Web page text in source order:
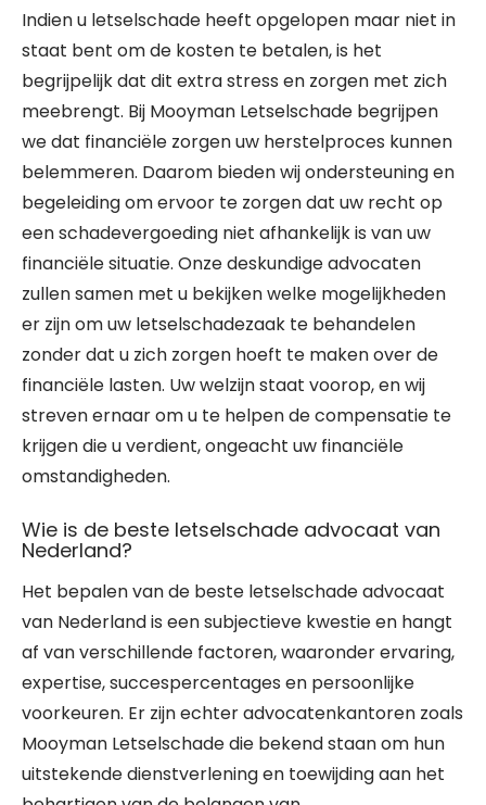
Indien u letselschade heeft opgelopen maar niet in
staat bent om de kosten te betalen, is het
begrijpelijk dat dit extra stress en zorgen met zich
meebrengt. Bij Mooyman Letselschade begrijpen
we dat financiële zorgen uw herstelproces kunnen
belemmeren. Daarom bieden wij ondersteuning en
begeleiding om ervoor te zorgen dat uw recht op
een schadevergoeding niet afhankelijk is van uw
financiële situatie. Onze deskundige advocaten
zullen samen met u bekijken welke mogelijkheden
er zijn om uw letselschadezaak te behandelen
zonder dat u zich zorgen hoeft te maken over de
financiële lasten. Uw welzijn staat voorop, en wij
streven ernaar om u te helpen de compensatie te
krijgen die u verdient, ongeacht uw financiële
omstandigheden.
Wie is de beste letselschade advocaat van
Nederland?
Het bepalen van de beste letselschade advocaat
van Nederland is een subjectieve kwestie en hangt
af van verschillende factoren, waaronder ervaring,
expertise, succespercentages en persoonlijke
voorkeuren. Er zijn echter advocatenkantoren zoals
Mooyman Letselschade die bekend staan om hun
uitstekende dienstverlening en toewijding aan het